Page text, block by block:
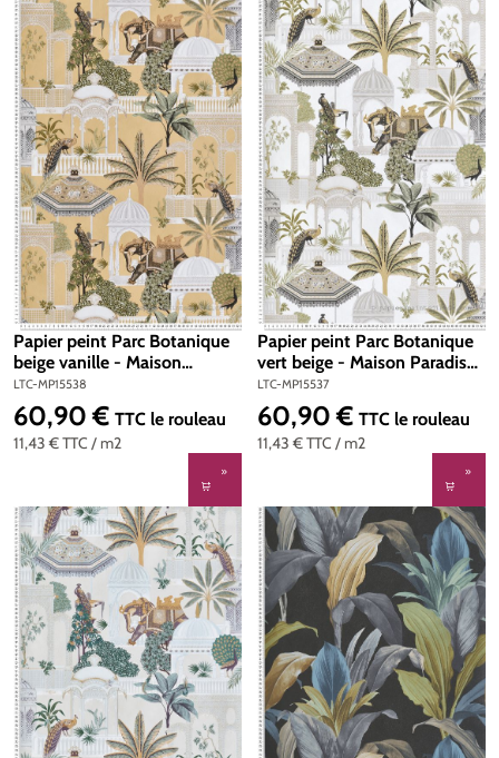
Papier peint Parc Botanique
beige vanille - Maison
Paradis de Lutèce | Réf. LTC-
MP15538
LTC-MP15538
11,43 €TTC / m2
Prix régulier :
60,90 € TTC le rouleau
Papier peint Parc Botanique
vert beige - Maison Paradis
de Lutèce | Réf. LTC-
MP15537
LTC-MP15537
11,43 €TTC / m2
Prix régulier :
60,90 € TTC le rouleau